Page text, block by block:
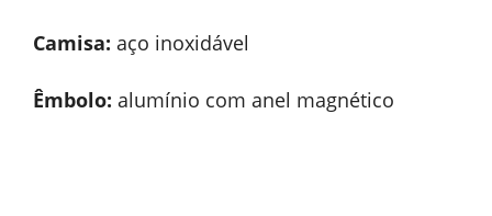
Camisa: aço inoxidável
Êmbolo: alumínio com anel magnético